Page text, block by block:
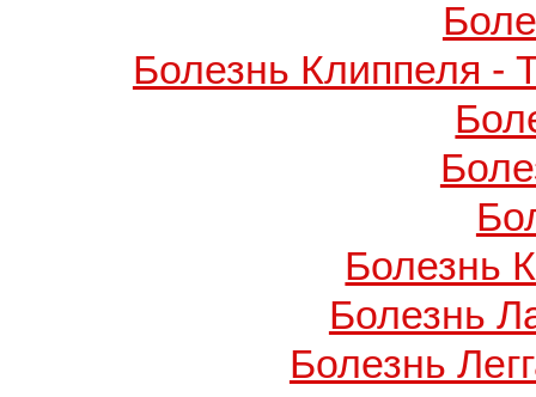
Болезнь Клиппеля -
Болезнь
Болезнь
Болезнь